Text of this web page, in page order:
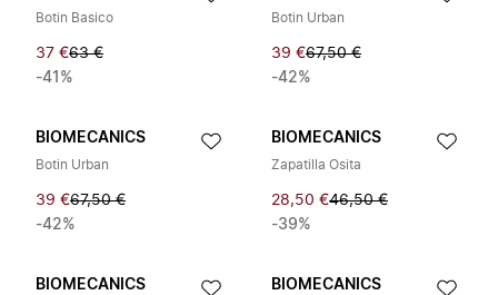
Botin Basico
37 €63 €
-41%
Botin Urban
39 €67,50 €
-42%
BIOMECANICS
Botin Urban
39 €67,50 €
-42%
BIOMECANICS
Zapatilla Osita
28,50 €46,50 €
-39%
BIOMECANICS BIOMECANICS